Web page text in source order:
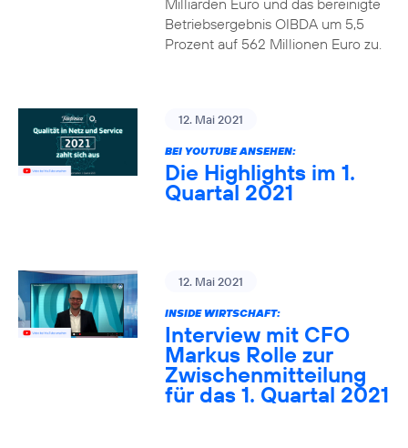
Milliarden Euro und das bereinigte
Betriebsergebnis OIBDA um 5,5
Prozent auf 562 Millionen Euro zu.
12. Mai 2021
BEI YOUTUBE ANSEHEN:
Die Highlights im 1.
Quartal 2021
12. Mai 2021
INSIDE WIRTSCHAFT:
Interview mit CFO
Markus Rolle zur
Zwischenmitteilung
für das 1. Quartal 2021